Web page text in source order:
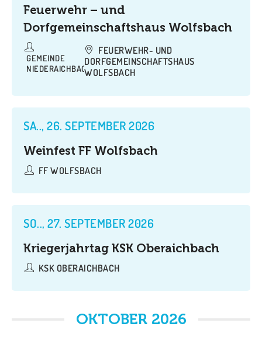
Feuerwehr – und
Dorfgemeinschaftshaus Wolfsbach
FEUERWEHR- UND
DORFGEMEINSCHAFTSHAUS
WOLFSBACH
GEMEINDE
NIEDERAICHBACH
SA.., 26. SEPTEMBER 2026
Weinfest FF Wolfsbach
FF WOLFSBACH
SO.., 27. SEPTEMBER 2026
Kriegerjahrtag KSK Oberaichbach
KSK OBERAICHBACH
OKTOBER 2026